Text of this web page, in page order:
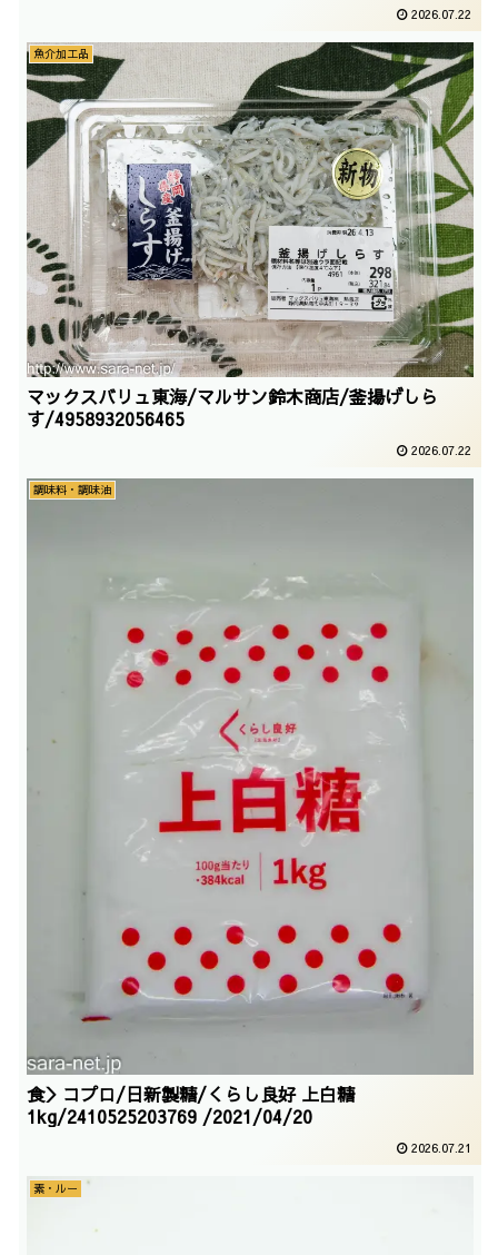
2026.07.22
魚介加工品
マックスバリュ東海/マルサン鈴木商店/釜揚げしら
す/4958932056465
2026.07.22
調味料・調味油
食＞コプロ/日新製糖/くらし良好 上白糖
1kg/2410525203769 /2021/04/20
2026.07.21
素・ルー